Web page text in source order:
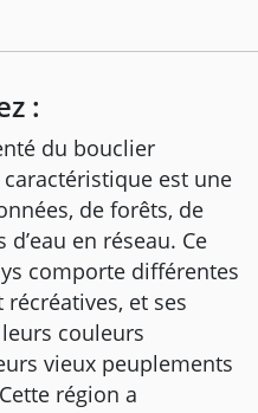
:
du bouclier
est une
de forêts, de
en réseau. Ce
comporte différentes
et ses
couleurs
vieux peuplements
région a